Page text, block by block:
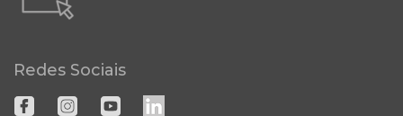
Redes Sociais